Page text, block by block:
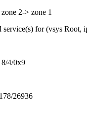
2-> zone 1
service(s) for (vsys
8/4/0x9
26936